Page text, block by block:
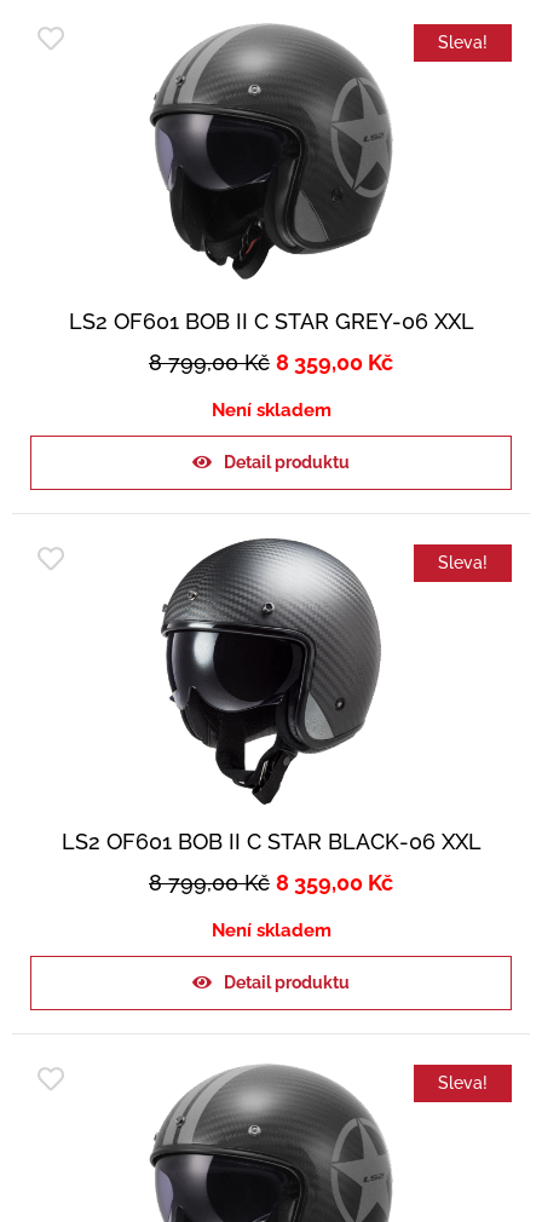
Sleva!
LS2 OF601 BOB II C STAR GREY-06 XXL
8 799,00Kč 8 359,00 Kč
Není skladem
Detail produktu
Sleva!
LS2 OF601 BOB II C STAR BLACK-06 XXL
8 799,00Kč 8 359,00 Kč
Není skladem
Detail produktu
Sleva!